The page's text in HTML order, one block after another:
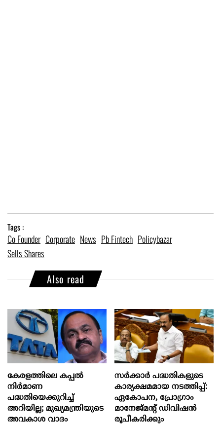
Tags :
Co Founder Corporate News Pb Fintech Policybazar
Sells Shares
Also read
കേരളത്തിലെ കപ്പൽ
നിർമാണ
പദ്ധതിയെക്കുറിച്ച്
അറിയില്ല; മുഖ്യമന്ത്രിയുടെ
അവകാശ വാദം
സര്‍ക്കാര്‍ പദ്ധതികളുടെ
കാര്യക്ഷമമായ നടത്തിപ്പ്:
ഏകോപന, പ്രോഗ്രാം
മാനേജ്മന്‍റ് ഡിവിഷന്‍
രൂപീകരിക്കും